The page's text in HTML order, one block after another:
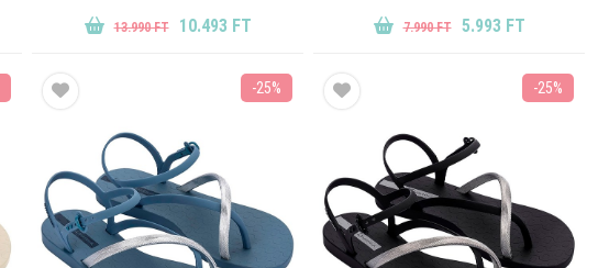
13.990 FT 10.493 FT 7.990 FT 5.993 FT
-25% -25%